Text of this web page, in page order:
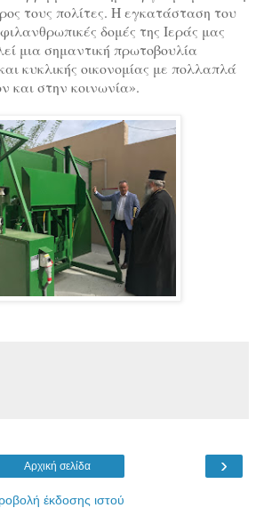
τους πο­λί­τες. Η εγκατάσταση του
δομές της Ιεράς μας
μια σημαντική πρωτοβουλία
κυκλικής οικονομίας με πολλαπλά
και στην κοινωνία».
›
Αρχική σελίδα
έκδοσης ιστού